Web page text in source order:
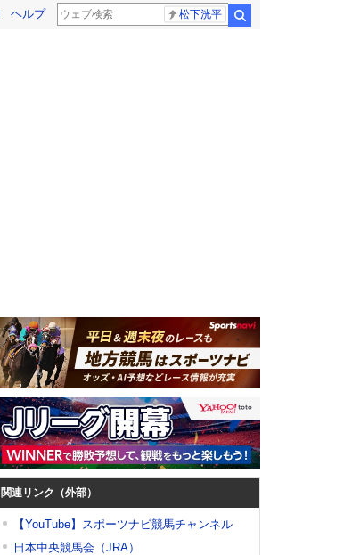
ヘルプ 松下洸平
関連リンク（外部）
【YouTube】スポーツナビ競馬チャンネル
日本中央競馬会（JRA）